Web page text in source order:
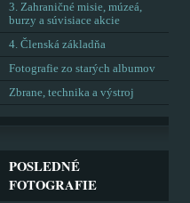
3. Zahraničné misie, múzeá,
burzy a súvisiace akcie
4. Členská základňa
Fotografie zo starých albumov
Zbrane, technika a výstroj
POSLEDNÉ
FOTOGRAFIE